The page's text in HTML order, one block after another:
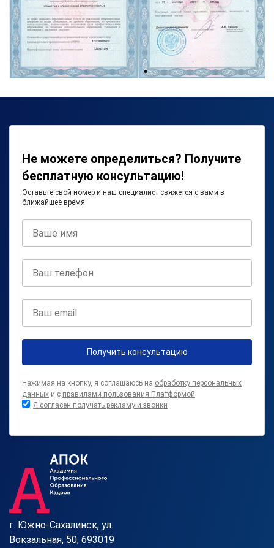
Не можете определиться? Получите
бесплатную консультацию!
Оставьте свой номер и наш специалист свяжется с вами в
ближайшее время
Получить консультацию
Нажимая на кнопку, я соглашаюсь на обработку персональных
данных и с правилами пользования Платформой
Я согласен получать рекламу и звонки
г. Южно-Сахалинск, ул.
Вокзальная, 50, 693019